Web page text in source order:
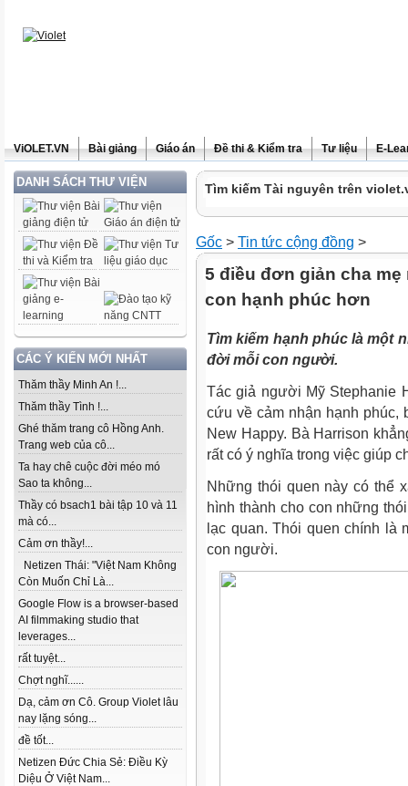
ViOLET.VN Bài giảng Giáo án Đề thi & Kiểm tra Tư liệu E-
DANH SÁCH THƯ VIỆN
CÁC Ý KIẾN MỚI NHẤT
Thăm thầy Minh An !...
Thăm thầy Tình !...
Ghé thăm trang cô Hồng Anh.
Trang web của cô...
Ta hay chê cuộc đời méo mó
Sao ta không...
Thầy có bsach1 bài tập 10 và 11
mà có...
Cảm ơn thầy!...
Netizen Thái: "Việt Nam Không
Còn Muốn Chỉ Là...
Google Flow is a browser-based
AI filmmaking studio that
leverages...
rất tuyệt...
Chợt nghĩ......
Dạ, cảm ơn Cô. Group Violet lâu
nay lặng sóng...
đề tốt...
Netizen Đức Chia Sẻ: Điều Kỳ
Diệu Ở Việt Nam...
Tìm kiếm Tài nguyên trên
Gốc > Tin tức cộng đồng >
5 điều đơn giản cha mẹ
con hạnh phúc hơn
Tìm kiếm hạnh phúc là một
đời mỗi con người.
Tác giả người Mỹ Stephanie
cứu về cảm nhận hạnh phúc,
New Happy. Bà Harrison
rất có ý nghĩa trong việc giúp
Những thói quen này có thể
hình thành cho con những
lạc quan. Thói quen chính là
con người.